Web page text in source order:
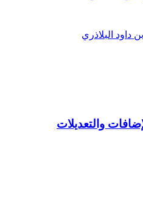
داود البلاذري
والتعديلات